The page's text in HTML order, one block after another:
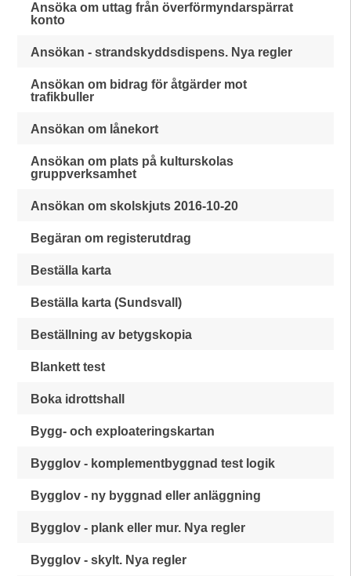
Ansöka om uttag från överförmyndarspärrat
konto
Ansökan - strandskyddsdispens. Nya regler
Ansökan om bidrag för åtgärder mot
trafikbuller
Ansökan om lånekort
Ansökan om plats på kulturskolas
gruppverksamhet
Ansökan om skolskjuts 2016-10-20
Begäran om registerutdrag
Beställa karta
Beställa karta (Sundsvall)
Beställning av betygskopia
Blankett test
Boka idrottshall
Bygg- och exploateringskartan
Bygglov - komplementbyggnad test logik
Bygglov - ny byggnad eller anläggning
Bygglov - plank eller mur. Nya regler
Bygglov - skylt. Nya regler